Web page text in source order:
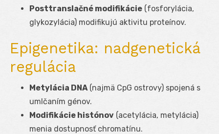
Posttranslačné modifikácie (fosforylácia,
glykozylácia) modifikujú aktivitu proteínov.
Epigenetika: nadgenetická
regulácia
Metylácia DNA(najmä CpG ostrovy) spojená s
umlčaním génov.
Modifikácie histónov (acetylácia, metylácia)
menia dostupnosť chromatínu.